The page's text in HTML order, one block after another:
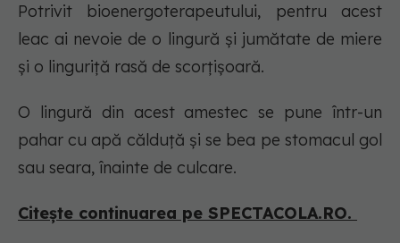
Potrivit bioenergoterapeutului, pentru acest
leac ai nevoie de o lingură și jumătate de miere
și o linguriță rasă de scorțișoară.
O lingură din acest amestec se pune într-un
pahar cu apă călduţă şi se bea pe stomacul gol
sau seara, înainte de culcare.
Citește continuarea pe SPECTACOLA.RO.